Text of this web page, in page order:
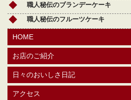
職人秘伝のブランデーケーキ
職人秘伝のフルーツケーキ
HOME
お店のご紹介
日々のおいしさ日記
アクセス